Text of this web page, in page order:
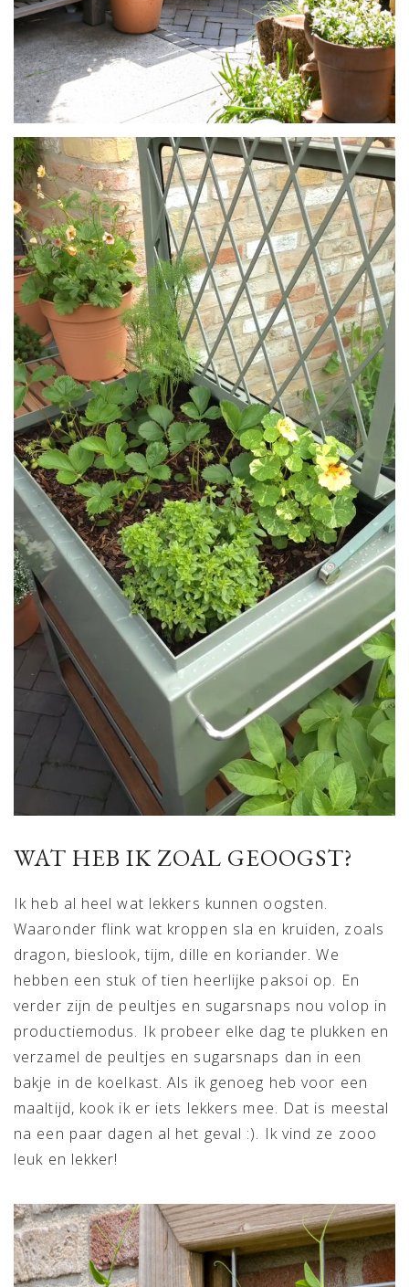
WAT HEB IK ZOAL GEOOGST?
Ik heb al heel wat lekkers kunnen oogsten.
Waaronder flink wat kroppen sla en kruiden, zoals
dragon, bieslook, tijm, dille en koriander. We
hebben een stuk of tien heerlijke paksoi op. En
verder zijn de peultjes en sugarsnaps nou volop in
productiemodus. Ik probeer elke dag te plukken en
verzamel de peultjes en sugarsnaps dan in een
bakje in de koelkast. Als ik genoeg heb voor een
maaltijd, kook ik er iets lekkers mee. Dat is meestal
na een paar dagen al het geval :). Ik vind ze zooo
leuk en lekker!